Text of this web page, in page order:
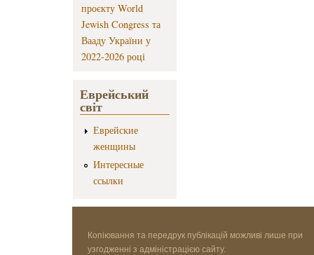
проєкту World
Jewish Congress та
Вааду України у
2022-2026 році
Еврейський
світ
Еврейские
женщины
Интересные
ссылки
Копіювання та передрук публікацій можливі лише при
узгодженні з адміністрацією сайту.